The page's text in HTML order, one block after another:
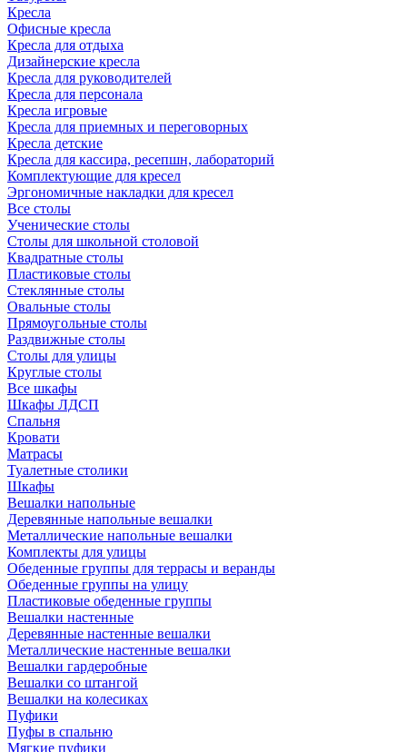
Кресла
Офисные кресла
Кресла для отдыха
Дизайнерские кресла
Кресла для руководителей
Кресла для персонала
Кресла игровые
Кресла для приемных и переговорных
Кресла детские
Кресла для кассира, ресепшн, лабораторий
Комплектующие для кресел
Эргономичные накладки для кресел
Все столы
Ученические столы
Столы для школьной столовой
Квадратные столы
Пластиковые столы
Стеклянные столы
Овальные столы
Прямоугольные столы
Раздвижные столы
Столы для улицы
Круглые столы
Все шкафы
Шкафы ЛДСП
Спальня
Кровати
Матрасы
Туалетные столики
Шкафы
Вешалки напольные
Деревянные напольные вешалки
Металлические напольные вешалки
Комплекты для улицы
Обеденные группы для террасы и веранды
Обеденные группы на улицу
Пластиковые обеденные группы
Вешалки настенные
Деревянные настенные вешалки
Металлические настенные вешалки
Вешалки гардеробные
Вешалки со штангой
Вешалки на колесиках
Пуфики
Пуфы в спальню
Мягкие пуфики